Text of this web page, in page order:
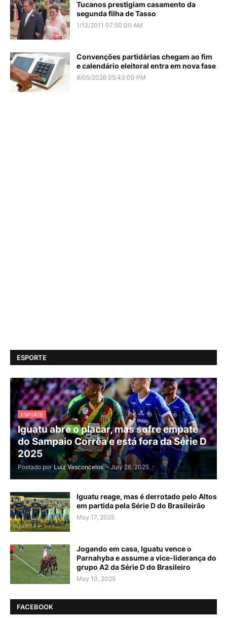
Tucanos prestigiam casamento da
segunda filha de Tasso
1/12/2011 07:50:00 AM
Convenções partidárias chegam ao fim
e calendário eleitoral entra em nova fase
8/05/2026 05:43:00 PM
ESPORTE
ESPORTE
Iguatu abre o placar, mas sofre empate
do Sampaio Corrêa e está fora da Série D
2025
Postado por Luiz Vasconcelos - July 26, 2025
Iguatu reage, mas é derrotado pelo Altos
em partida pela Série D do Brasileirão
May 17, 2025
Jogando em casa, Iguatu vence o
Parnahyba e assume a vice-liderança do
grupo A2 da Série D do Brasileiro
May 10, 2025
FACEBOOK